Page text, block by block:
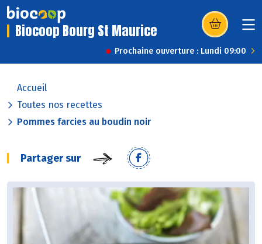
Biocoop Bourg St Maurice (s’ouvre dans
Prochaine ouverture : Lundi 09:00
Accueil
Toutes nos recettes
Pommes farcies au boudin noir
Partager sur